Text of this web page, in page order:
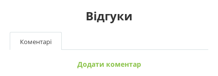
Відгуки
Коментарі
Додати коментар